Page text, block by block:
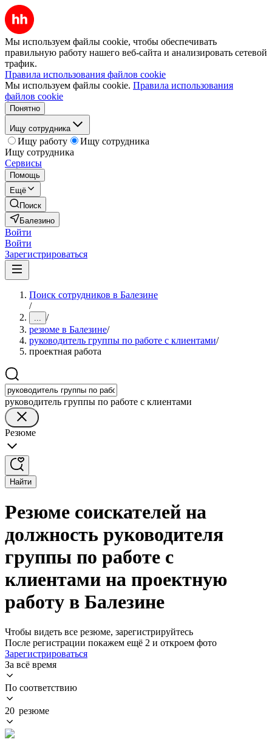
Мы используем файлы cookie, чтобы обеспечивать
правильную работу нашего веб-сайта и анализировать сетевой
трафик.
Правила использования файлов cookie
Мы используем файлы cookie. Правила использования
файлов cookie
Понятно
Ищу сотрудника
Ищу работу
Ищу сотрудника
Ищу сотрудника
Сервисы
Помощь
Ещё
Поиск
Балезино
Войти
Войти
Зарегистрироваться
Поиск сотрудников в Балезине
/
... /
резюме в Балезине/
руководитель группы по работе с клиентами/
проектная работа
руководитель группы по работе с клиентами
Резюме
Найти
Резюме соискателей на
должность руководителя
группы по работе с
клиентами на проектную
работу в Балезине
Чтобы видеть все резюме, зарегистрируйтесь
После регистрации покажем ещё 2 и откроем фото
Зарегистрироваться
За всё время
По соответствию
20 резюме